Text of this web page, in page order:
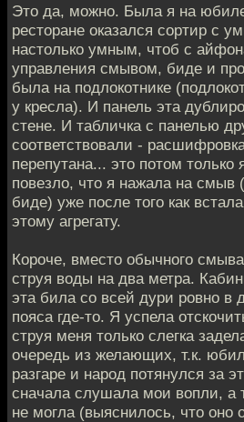
Это да, можно. Была я на
ресторане оказался сортир с
настолько умным, чтоб с
управления смывом, биде и
была на подлокотнике
у кресла). И панель эта
стене. И табличка с панелью
соответствовали -
перепутана... это потом только
повезло, что я нажала на смыв
биде) уже после того как
этому агрегату.
Короче, вместо обычного
струя воды на два метра.
эта била со всей дури ровно в
пояса где-то. Я успела
струя меня только слегка
очередь из желающих, т.к.
разгаре и народ потянулся за
сначала слушала мои вопли, а
не могла (выяснилось, что оно